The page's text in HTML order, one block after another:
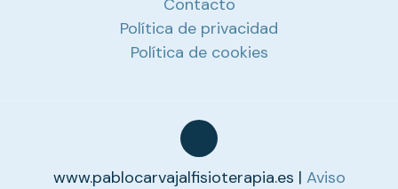
Política de privacidad
Política de cookies
www.pablocarvajalfisioterapia.es | Aviso